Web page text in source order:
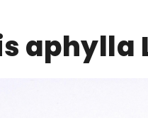
aphylla